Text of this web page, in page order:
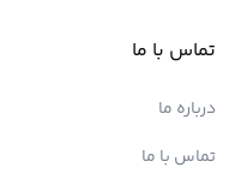
تماس با ما
درباره ما
تماس با ما